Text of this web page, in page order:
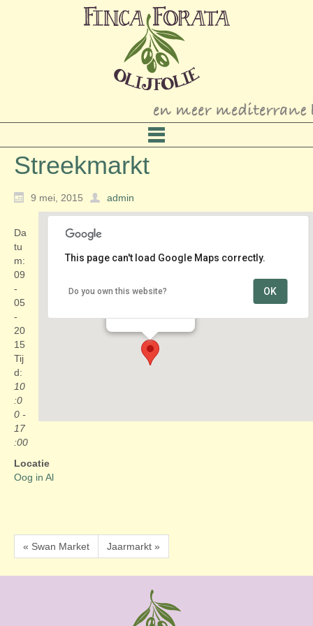
Streekmarkt
9 mei, 2015 admin
Oog in Al
This page can't load Google Maps correctly.
Do you own this website? OK
Da
tu
m:
09
-
05
-
20
15
Tij
d:
10
:0
0 -
17
:00
Locatie
Oog in Al
« Swan Market Jaarmarkt »